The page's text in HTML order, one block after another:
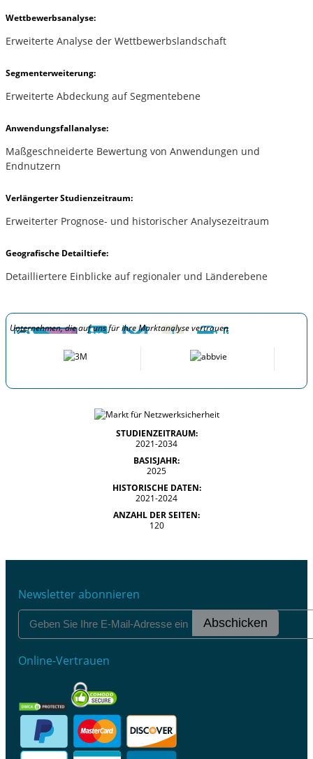
Wettbewerbsanalyse:
Erweiterte Analyse der Wettbewerbslandschaft
Segmenterweiterung:
Erweiterte Abdeckung auf Segmentebene
Anwendungsfallanalyse:
Maßgeschneiderte Bewertung von Anwendungen und
Endnutzern
Verlängerter Studienzeitraum:
Erweiterter Prognose- und historischer Analysezeitraum
Geografische Detailtiefe:
Detailliertere Einblicke auf regionaler und Länderebene
Unternehmen, die auf uns für ihre Marktanalyse vertrauen
STUDIENZEITRAUM:
2021-2034
BASISJAHR:
2025
HISTORISCHE DATEN:
2021-2024
ANZAHL DER SEITEN:
120
Newsletter abonnieren
Abschicken
Online-Vertrauen